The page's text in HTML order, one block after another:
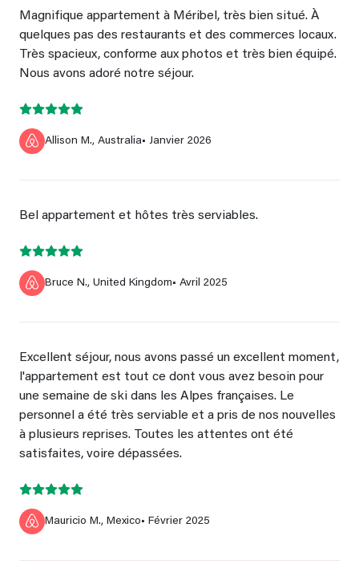
Magnifique appartement à Méribel, très bien situé. À
quelques pas des restaurants et des commerces locaux.
Très spacieux, conforme aux photos et très bien équipé.
Nous avons adoré notre séjour.
Allison M., Australia• Janvier 2026
Bel appartement et hôtes très serviables.
Bruce N., United Kingdom• Avril 2025
Excellent séjour, nous avons passé un excellent moment,
l'appartement est tout ce dont vous avez besoin pour
une semaine de ski dans les Alpes françaises. Le
personnel a été très serviable et a pris de nos nouvelles
à plusieurs reprises. Toutes les attentes ont été
satisfaites, voire dépassées.
Mauricio M., Mexico• Février 2025